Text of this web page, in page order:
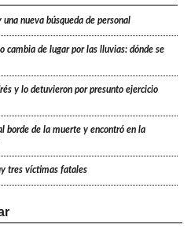
nueva búsqueda de personal
cambia de lugar por las lluvias: dónde se
y lo detuvieron por presunto ejercicio
borde de la muerte y encontró en la
tres víctimas fatales